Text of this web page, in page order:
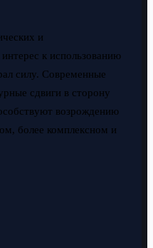
и
к использованию
силу. Современные
сдвиги в сторону
возрождению
более комплексном и